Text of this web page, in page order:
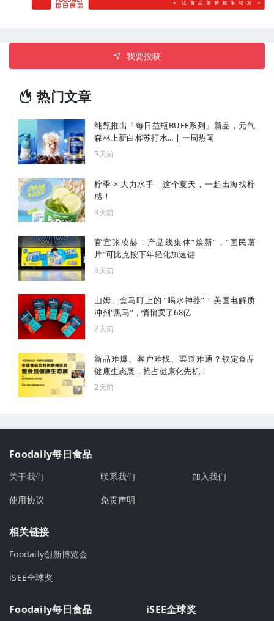
我要投稿
热门文章
纯甄推出「每日益瓶BUFF系列」新品，元气
森林上新白桦苏打水... | 一周热闻
5天前
柠季 × 大力水手｜这个夏天，一起出海找柠
感！
3天前
官宣张凌赫！产品线集体“焕新”，“国民薯
片”可比克按下年轻化加速键
3天前
山姆、盒马盯上的 “喝水神器”！美国电解质
冲剂“黑马”，悄悄卖了68亿
2天前
新品难爆、客户难找、渠道难通？锁定食品
健康生态展，抢占健康化先机！
2天前
Foodaily每日食品
关于我们 联系我们
加入我们
使用协议
免责声明
相关链接
Foodaily创新博览会
iSEE全球奖
Foodaily每日食品 iSEE全球奖